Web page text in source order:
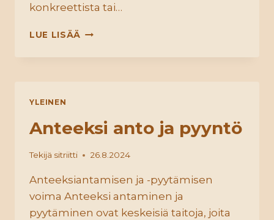
konkreettista tai…
LUE LISÄÄ OMA
YLEINEN
Anteeksi anto ja pyyntö
Tekijä sitriitti 26.8.2024
Anteeksiantamisen ja -pyytämisen
voima Anteeksi antaminen ja
pyytäminen ovat keskeisiä taitoja, joita